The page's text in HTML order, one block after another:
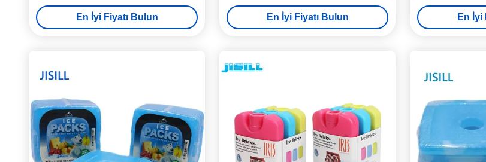
Soğutma Jeli
En İyi Fiyatı Bulun
Paketleri Gıda Sınıfı HDPE
En İyi Fiyatı Bulun En İyi